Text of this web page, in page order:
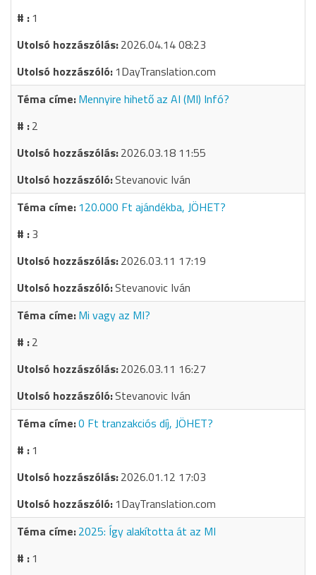
1
2026.04.14 08:23
1DayTranslation.com
Mennyire hihető az AI (MI) Infó?
2
2026.03.18 11:55
Stevanovic Iván
120.000 Ft ajándékba, JÖHET?
3
2026.03.11 17:19
Stevanovic Iván
Mi vagy az MI?
2
2026.03.11 16:27
Stevanovic Iván
0 Ft tranzakciós díj, JÖHET?
1
2026.01.12 17:03
1DayTranslation.com
2025: Így alakította át az MI
1